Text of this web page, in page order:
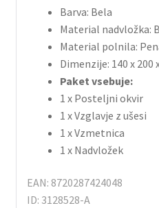
Barva: Bela
Material nadvložka:
Material polnila:
Dimenzije: 140 x 200
Paket vsebuje:
1 x Posteljni okvir
1 x Vzglavje z ušesi
1 x Vzmetnica
1 x Nadvložek
EAN: 8720287424048
ID: 3128528-A